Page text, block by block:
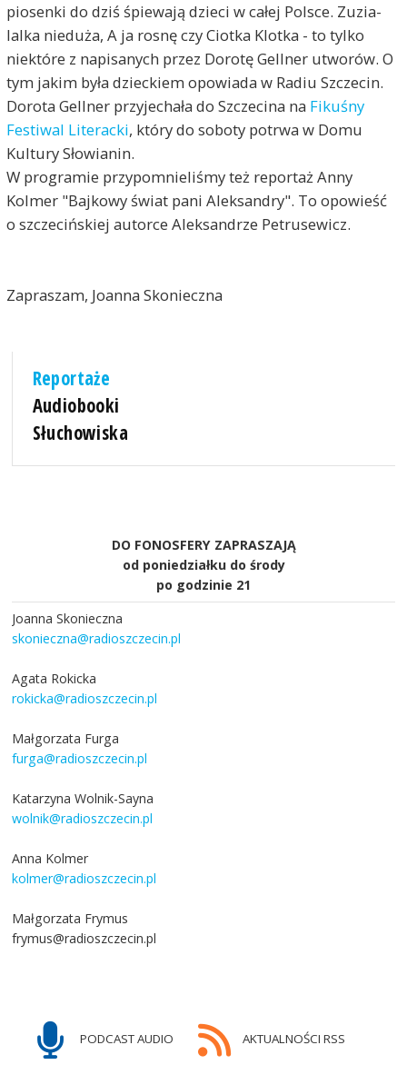
piosenki do dziś śpiewają dzieci w całej Polsce. Zuzia-
lalka nieduża, A ja rosnę czy Ciotka Klotka - to tylko
niektóre z napisanych przez Dorotę Gellner utworów. O
tym jakim była dzieckiem opowiada w Radiu Szczecin.
Dorota Gellner przyjechała do Szczecina na Fikuśny
Festiwal Literacki, który do soboty potrwa w Domu
Kultury Słowianin.
W programie przypomnieliśmy też reportaż Anny
Kolmer "Bajkowy świat pani Aleksandry". To opowieść
o szczecińskiej autorce Aleksandrze Petrusewicz.
Zapraszam, Joanna Skonieczna
Reportaże
Audiobooki
Słuchowiska
DO FONOSFERY ZAPRASZAJĄ
od poniedziałku do środy
po godzinie 21
Joanna Skonieczna
skonieczna@radioszczecin.pl
Agata Rokicka
rokicka@radioszczecin.pl
Małgorzata Furga
furga@radioszczecin.pl
Katarzyna Wolnik-Sayna
wolnik@radioszczecin.pl
Anna Kolmer
kolmer@radioszczecin.pl
Małgorzata Frymus
frymus@radioszczecin.pl
PODCAST AUDIO AKTUALNOŚCI RSS